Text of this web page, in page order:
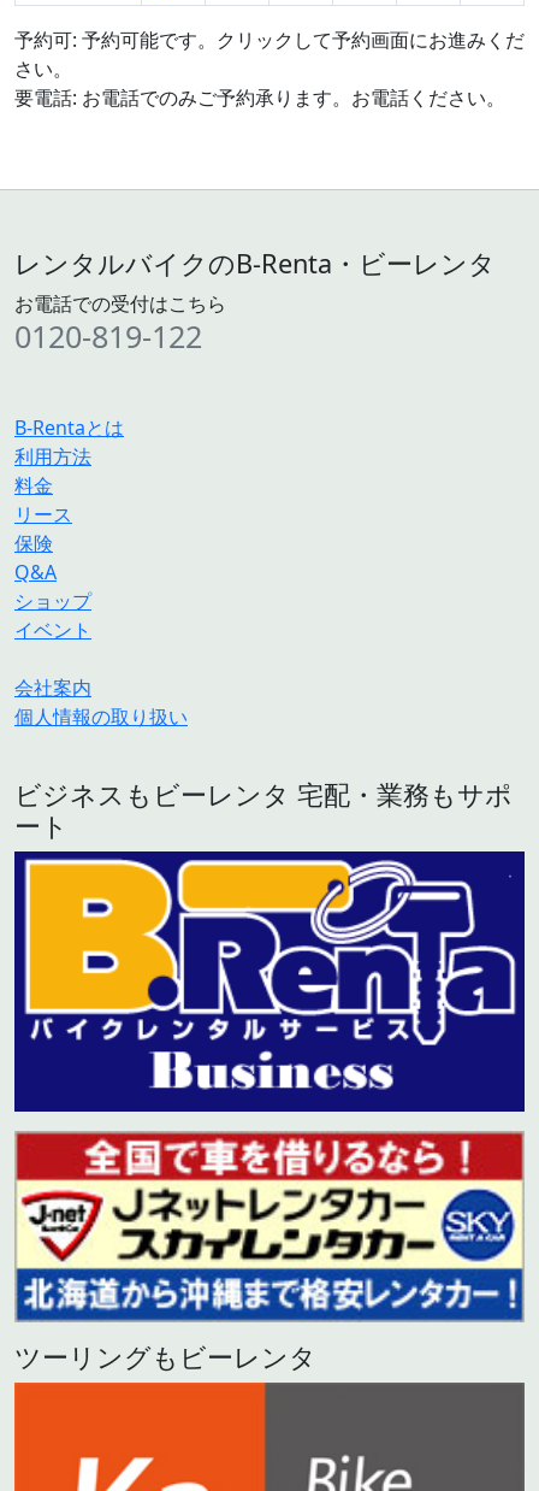
予約可: 予約可能です。クリックして予約画面にお進みくだ
さい。
要電話: お電話でのみご予約承ります。お電話ください。
レンタルバイクのB-Renta・ビーレンタ
お電話での受付はこちら
0120-819-122
B-Rentaとは
利用方法
料金
リース
保険
Q&A
ショップ
イベント
会社案内
個人情報の取り扱い
ビジネスもビーレンタ 宅配・業務もサポ
ート
ツーリングもビーレンタ